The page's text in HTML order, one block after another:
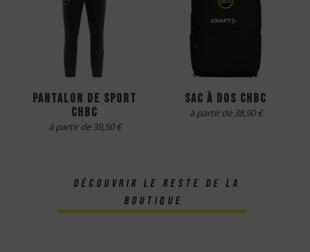
pantalon de sport
CHBC
à partir de 39,50 €
sac à dos CHBC
à partir de 38,90 €
découvrir le reste de la
boutique